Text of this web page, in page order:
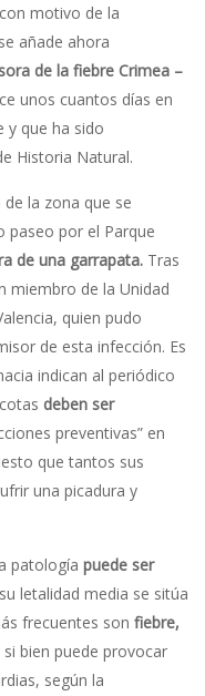
motivo de la
añade ahora
de la fiebre Crimea –
unos cuantos días en
y que ha sido
Historia Natural.
de la zona que se
paseo por el Parque
de una garrapata. Tras
miembro de la Unidad
quien pudo
de esta infección. Es
indican al periódico
deben ser
preventivas” en
que tantos sus
una picadura y
patología puede ser
letalidad media se sitúa
frecuentes son fiebre,
si bien puede provocar
según la